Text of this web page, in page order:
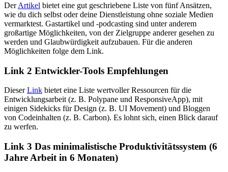
DerArtikel bietet eine gut geschriebene Liste von fünf Ansätzen,
wie du dich selbst oder deine Dienstleistung ohne soziale Medien
vermarktest. Gastartikel und -podcasting sind unter anderem
großartige Möglichkeiten, von der Zielgruppe anderer gesehen zu
werden und Glaubwürdigkeit aufzubauen. Für die anderen
Möglichkeiten folge dem Link.
Link 2 Entwickler-Tools Empfehlungen
DieserLink bietet eine Liste wertvoller Ressourcen für die
Entwicklungsarbeit (z. B. Polypane und ResponsiveApp), mit
einigen Sidekicks für Design (z. B. UI Movement) und Bloggen
von Codeinhalten (z. B. Carbon). Es lohnt sich, einen Blick darauf
zu werfen.
Link 3 Das minimalistische Produktivitätssystem (6
Jahre Arbeit in 6 Monaten)